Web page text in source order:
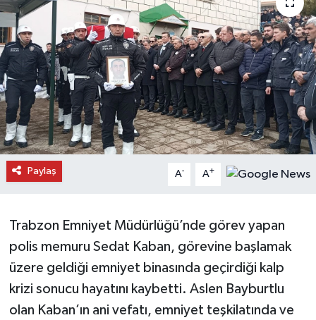
Paylaş A- A+
Trabzon Emniyet Müdürlüğü’nde görev yapan
polis memuru Sedat Kaban, görevine başlamak
üzere geldiği emniyet binasında geçirdiği kalp
krizi sonucu hayatını kaybetti. Aslen Bayburtlu
olan Kaban’ın ani vefatı, emniyet teşkilatında ve
Devrekani Haberleri
Doğanyurt Haberleri
Hanönü Haberleri
İhsangazi Haberleri
İnebolu Haberleri
Merkez Haberleri
Pınarbaşı Haberleri
Şenpazar Haberleri